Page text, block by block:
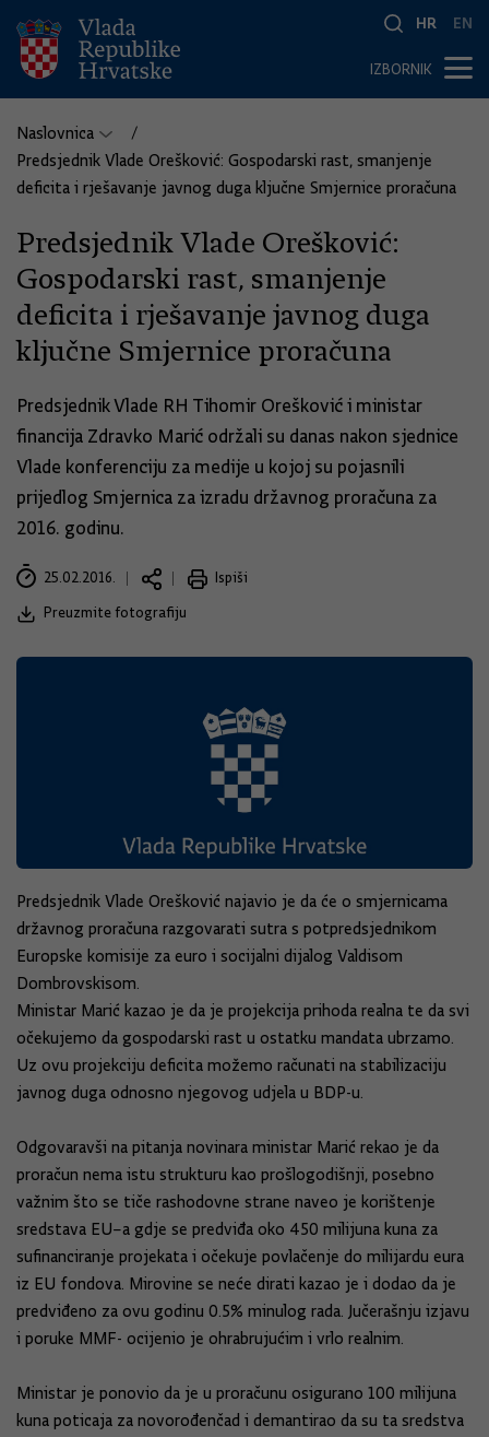
HR EN
IZBORNIK
Naslovnica
Predsjednik Vlade Orešković: Gospodarski rast, smanjenje
deficita i rješavanje javnog duga ključne Smjernice proračuna
Predsjednik Vlade Orešković:
Gospodarski rast, smanjenje
deficita i rješavanje javnog duga
ključne Smjernice proračuna
Predsjednik Vlade RH Tihomir Orešković i ministar
financija Zdravko Marić održali su danas nakon sjednice
Vlade konferenciju za medije u kojoj su pojasnili
prijedlog Smjernica za izradu državnog proračuna za
2016. godinu.
25.02.2016.
Ispiši
Preuzmite fotografiju
Predsjednik Vlade Orešković najavio je da će o smjernicama
državnog proračuna razgovarati sutra s potpredsjednikom
Europske komisije za euro i socijalni dijalog Valdisom
Dombrovskisom.
Ministar Marić kazao je da je projekcija prihoda realna te da svi
očekujemo da gospodarski rast u ostatku mandata ubrzamo.
Uz ovu projekciju deficita možemo računati na stabilizaciju
javnog duga odnosno njegovog udjela u BDP-u.
Odgovaravši na pitanja novinara ministar Marić rekao je da
proračun nema istu strukturu kao prošlogodišnji, posebno
važnim što se tiče rashodovne strane naveo je korištenje
sredstava EU–a gdje se predviđa oko 450 milijuna kuna za
sufinanciranje projekata i očekuje povlačenje do milijardu eura
iz EU fondova. Mirovine se neće dirati kazao je i dodao da je
predviđeno za ovu godinu 0.5% minulog rada. Jučerašnju izjavu
i poruke MMF- ocijenio je ohrabrujućim i vrlo realnim.
Ministar je ponovio da je u proračunu osigurano 100 milijuna
kuna poticaja za novorođenčad i demantirao da su ta sredstva